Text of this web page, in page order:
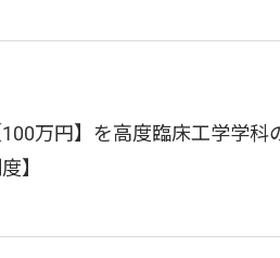
万円】を高度臨床工学学科
】